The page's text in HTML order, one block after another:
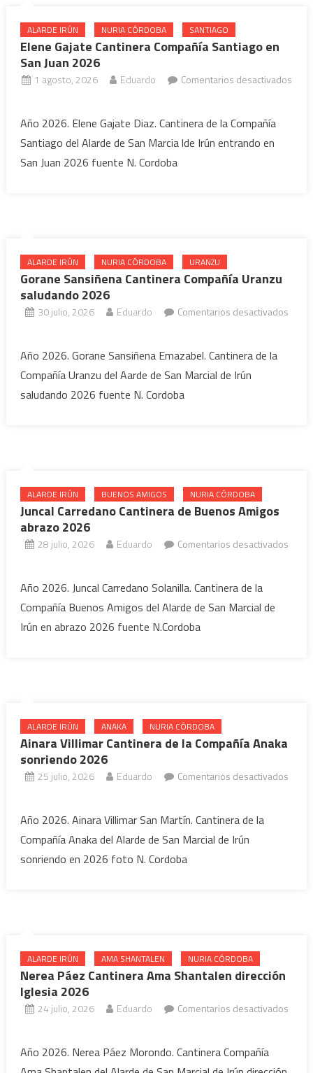
2026
ALARDE IRÚN NURIA CÓRDOBA SANTIAGO
Elene Gajate Cantinera Compañía Santiago en
San Juan 2026
1 agosto, 2026 Eduardo
Comentarios desactivados
Gajate
Cantinera
Compañía
2026
Año 2026. Elene Gajate Diaz. Cantinera de la Compañía
Santiago del Alarde de San Marcia lde Irún entrando en
San Juan 2026 fuente N. Cordoba
ALARDE IRÚN NURIA CÓRDOBA URANZU
Gorane Sansiñena Cantinera Compañía Uranzu
saludando 2026
30 julio, 2026 Eduardo
Comentarios desactivados
Sansiñena
Cantinera
Compañía
Año 2026. Gorane Sansiñena Emazabel. Cantinera de la
Compañía Uranzu del Aarde de San Marcial de Irún
saludando 2026 fuente N. Cordoba
ALARDE IRÚN BUENOS AMIGOS NURIA CÓRDOBA
Juncal Carredano Cantinera de Buenos Amigos
abrazo 2026
28 julio, 2026 Eduardo
Comentarios desactivados
Carredano
Cantinera
de
Año 2026. Juncal Carredano Solanilla. Cantinera de la
Compañía Buenos Amigos del Alarde de San Marcial de
Irún en abrazo 2026 fuente N.Cordoba
ALARDE IRÚN ANAKA NURIA CÓRDOBA
Ainara Villimar Cantinera de la Compañía Anaka
sonriendo 2026
25 julio, 2026 Eduardo
Comentarios desactivados
Villimar
Cantinera
de
2026
Año 2026. Ainara Villimar San Martín. Cantinera de la
Compañía Anaka del Alarde de San Marcial de Irún
sonriendo en 2026 foto N. Cordoba
ALARDE IRÚN AMA SHANTALEN NURIA CÓRDOBA
Nerea Páez Cantinera Ama Shantalen dirección
Iglesia 2026
24 julio, 2026 Eduardo
Comentarios desactivados
Páez
Año 2026. Nerea Páez Morondo. Cantinera Compañía